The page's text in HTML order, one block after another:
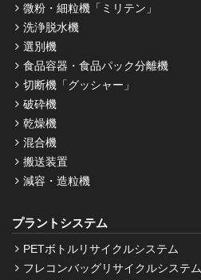
微粉・細粒機「ミリテン」
洗浄脱水機
選別機
食品容器・食品パック分離機
切断機「グッシャー」
破砕機
乾燥機
混合機
搬送装置
減容・造粒機
プラントシステム
PETボトルリサイクルシステム
フレコンバッグリサイクルシステム